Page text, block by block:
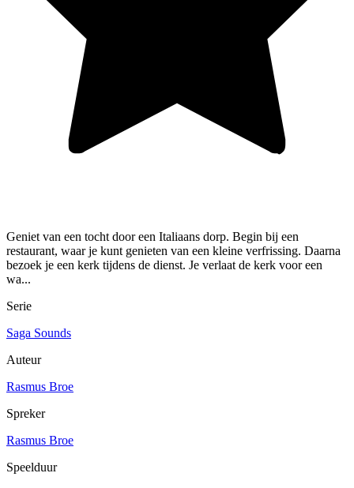
Geniet van een tocht door een Italiaans dorp. Begin bij een
restaurant, waar je kunt genieten van een kleine verfrissing. Daarna
bezoek je een kerk tijdens de dienst. Je verlaat de kerk voor een
wa...
Serie
Saga Sounds
Auteur
Rasmus Broe
Spreker
Rasmus Broe
Speelduur